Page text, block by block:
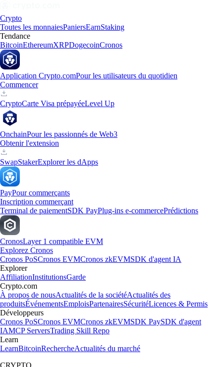
Crypto
Toutes les monnaiesPaniersEarnStaking
Tendance
BitcoinEthereumXRPDogecoinCronos
Application Crypto.comPour les utilisateurs du quotidien
Commencer
CryptoCarte Visa prépayéeLevel Up
OnchainPour les passionnés de Web3
Obtenir l'extension
SwapStakerExplorer les dApps
PayPour commerçants
Inscription commerçant
Terminal de paiementSDK PayPlug-ins e-commercePrédictions
CronosLayer 1 compatible EVM
Explorez Cronos
Cronos PoSCronos EVMCronos zkEVMSDK d'agent IA
Explorer
AffiliationInstitutionsGarde
Crypto.com
À propos de nousActualités de la sociétéActualités des
produitsÉvénementsEmploisPartenairesSécuritéLicences & Permis
Développeurs
Cronos PoSCronos EVMCronos zkEVMSDK PaySDK d'agent
IAMCP ServersTrading Skill Repo
Learn
LearnBitcoinRechercheActualités du marché
CRYPTO